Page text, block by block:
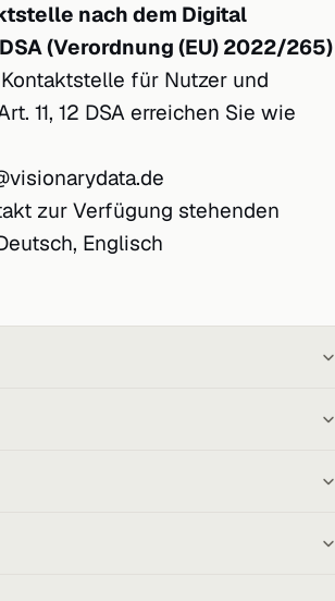
nach dem Digital
(Verordnung (EU) 2022/265)
für Nutzer und
11, 12 DSA erreichen Sie wie
zur Verfügung stehenden
Englisch